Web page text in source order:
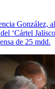
González,
‘Cártel
de 25 mdd.